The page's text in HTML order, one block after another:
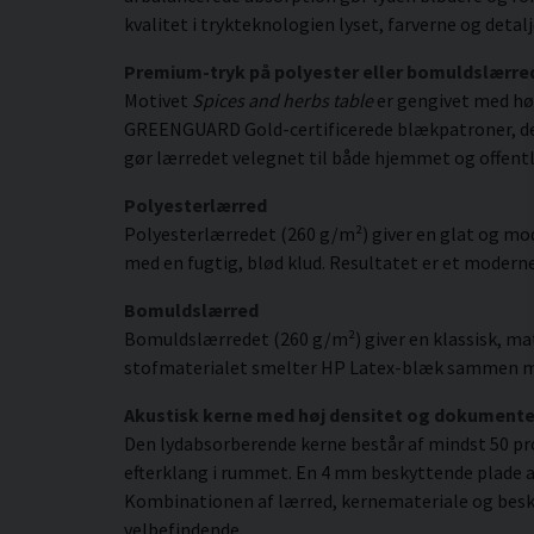
kvalitet i trykteknologien lyset, farverne og
Premium-tryk på polyester eller
Motivet Spices and herbs table er gengivet med
GREENGUARD Gold-certificerede blækpatroner,
gør lærredet velegnet til både hjemmet og
Polyesterlærred
Polyesterlærredet (260 g/m²) giver en glat og
med en fugtig, blød klud. Resultatet er et
Bomuldslærred
Bomuldslærredet (260 g/m²) giver en klassisk,
stofmaterialet smelter HP Latex-blæk sammen
Akustisk kerne med høj densitet og
Den lydabsorberende kerne består af mindst 50
efterklang i rummet. En 4 mm beskyttende
Kombinationen af lærred, kernemateriale og
velbefindende.